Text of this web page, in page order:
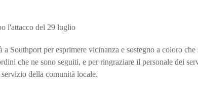
a Southport per esprimere vicinanza e sostegno a coloro
che ne sono seguiti, e per ringraziare il personale dei
della comunità locale.